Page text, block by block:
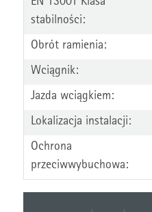
EN 13001 Klasa
stabilności:
Obrót ramienia:
Wciągnik:
Jazda wciągkiem:
Lokalizacja instalacji:
Ochrona
przeciwwybuchowa: